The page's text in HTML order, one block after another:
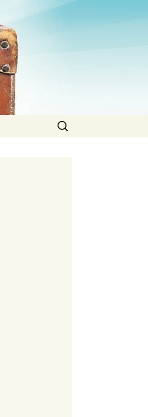
Sök
efter: